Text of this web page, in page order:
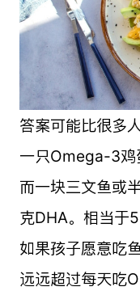
答案可能比很多
一只Omega-3鸡
而一块三文鱼或
克DHA。相当于
如果孩子愿意吃
远远超过每天吃